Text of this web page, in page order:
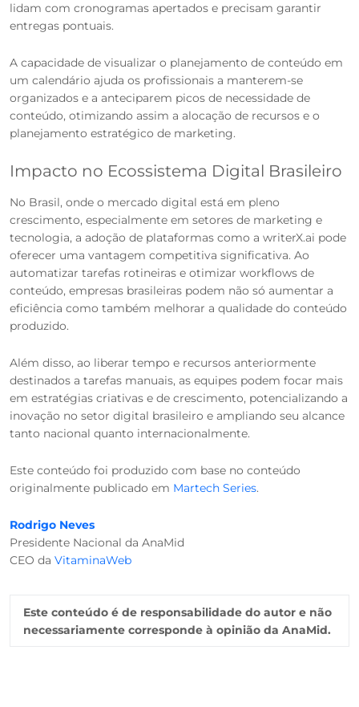
lidam com cronogramas apertados e precisam garantir
entregas pontuais.
A capacidade de visualizar o planejamento de conteúdo em
um calendário ajuda os profissionais a manterem-se
organizados e a anteciparem picos de necessidade de
conteúdo, otimizando assim a alocação de recursos e o
planejamento estratégico de marketing.
Impacto no Ecossistema Digital Brasileiro
No Brasil, onde o mercado digital está em pleno
crescimento, especialmente em setores de marketing e
tecnologia, a adoção de plataformas como a writerX.ai pode
oferecer uma vantagem competitiva significativa. Ao
automatizar tarefas rotineiras e otimizar workflows de
conteúdo, empresas brasileiras podem não só aumentar a
eficiência como também melhorar a qualidade do conteúdo
produzido.
Além disso, ao liberar tempo e recursos anteriormente
destinados a tarefas manuais, as equipes podem focar mais
em estratégias criativas e de crescimento, potencializando a
inovação no setor digital brasileiro e ampliando seu alcance
tanto nacional quanto internacionalmente.
Este conteúdo foi produzido com base no conteúdo
originalmente publicado em Martech Series.
Rodrigo Neves
Presidente Nacional da AnaMid
CEO da VitaminaWeb
Este conteúdo é de responsabilidade do autor e não
necessariamente corresponde à opinião da AnaMid.